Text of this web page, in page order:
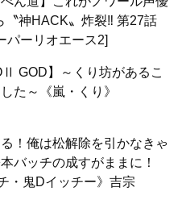
〝神HACK〟炸裂‼ 第27話
パーリオエース2]
GOD】～くり坊があるこ
た～《嵐・くり》
る！俺は松解除を引かなきゃ
バッチの成すがままに！
・鬼Dイッチー》吉宗